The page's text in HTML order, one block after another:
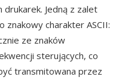
Jedną z zalet
znakowy charakter ASCII:
ze znaków
sterujących, co
transmitowana przez